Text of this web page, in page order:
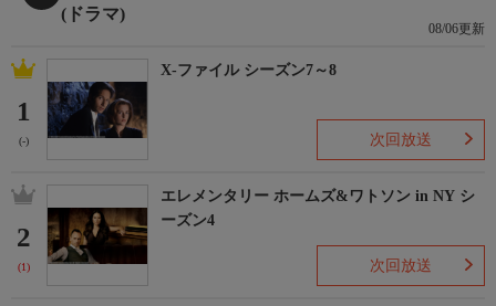
(ドラマ)
08/06更新
1
(-)
X-ファイル シーズン7～8
次回放送
2
(1)
エレメンタリー ホームズ&ワトソン in NY シ
ーズン4
次回放送